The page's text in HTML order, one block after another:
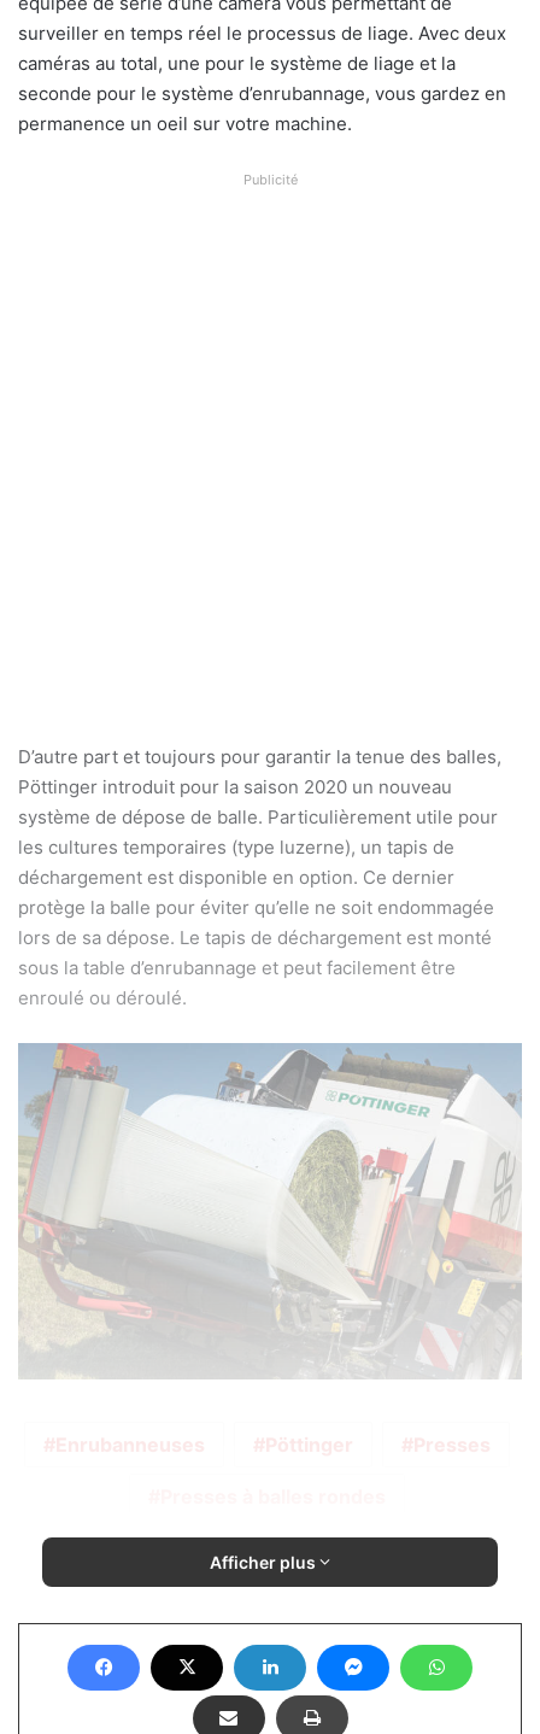
surveiller en temps réel le processus de liage. Avec deux
caméras au total, une pour le système de liage et la
seconde pour le système d’enrubannage, vous gardez en
permanence un oeil sur votre machine.
Publicité
D’autre part et toujours pour garantir la tenue des balles,
Pöttinger introduit pour la saison 2020 un nouveau
système de dépose de balle. Particulièrement utile pour
les cultures temporaires (type luzerne), un tapis de
déchargement est disponible en option. Ce dernier
protège la balle pour éviter qu’elle ne soit endommagée
lors de sa dépose. Le tapis de déchargement est monté
sous la table d’enrubannage et peut facilement être
enroulé ou déroulé.
Enrubanneuses Pöttinger Presses
Afficher plus